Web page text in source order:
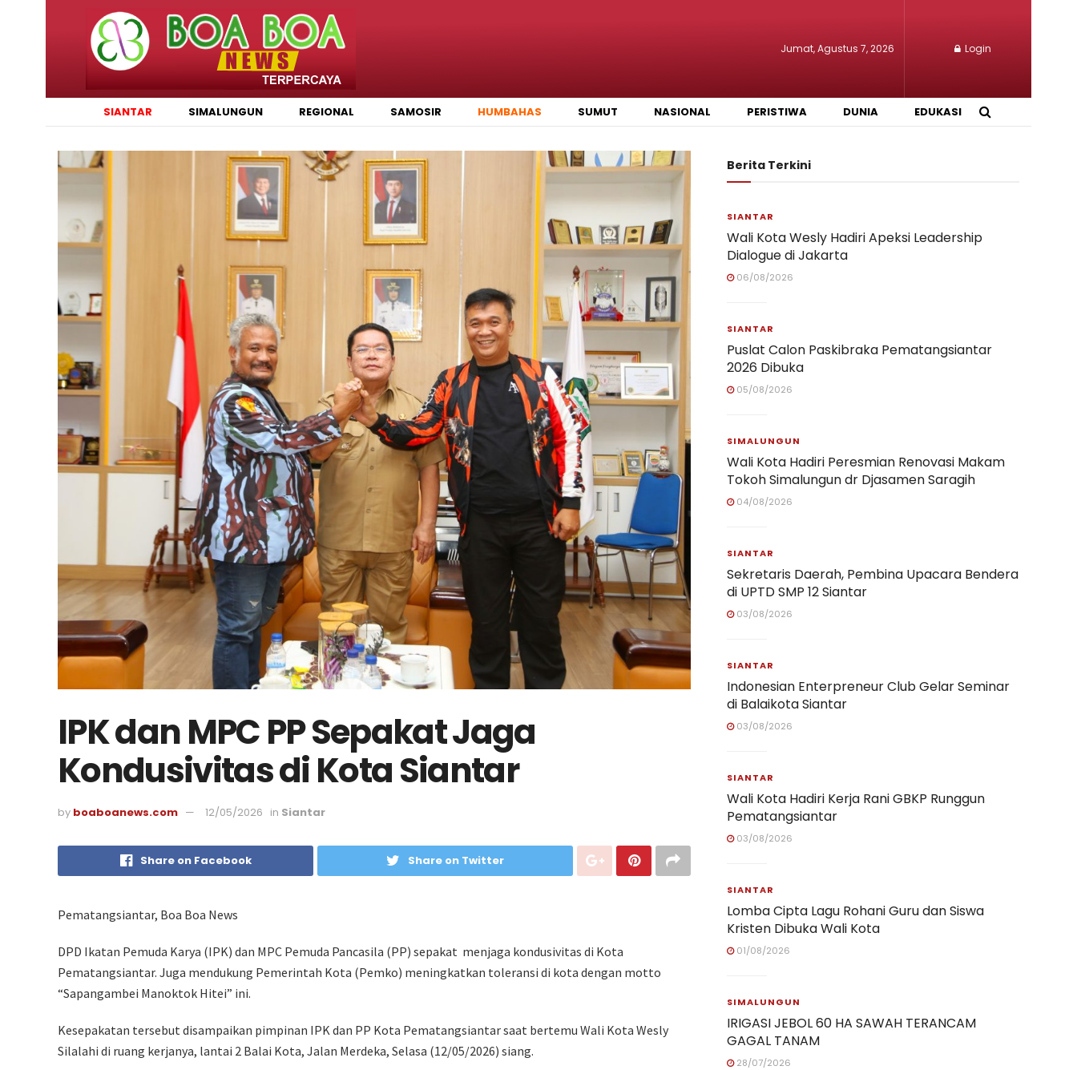
Jumat, Agustus 7, 2026 Login
SIANTAR SIMALUNGUN REGIONAL SAMOSIR HUMBAHAS SUMUT NASIONAL PERISTIWA DUNIA EDUKASI
IPK dan MPC PP Sepakat Jaga
Kondusivitas di Kota Siantar
by boaboanews.com 12/05/2026 in Siantar
Share on Facebook Share on Twitter
Pematangsiantar, Boa Boa News
DPD Ikatan Pemuda Karya (IPK) dan MPC Pemuda Pancasila (PP) sepakat menjaga kondusivitas di Kota
Pematangsiantar. Juga mendukung Pemerintah Kota (Pemko) meningkatkan toleransi di kota dengan motto
“Sapangambei Manoktok Hitei” ini.
Kesepakatan tersebut disampaikan pimpinan IPK dan PP Kota Pematangsiantar saat bertemu Wali Kota Wesly
Silalahi di ruang kerjanya, lantai 2 Balai Kota, Jalan Merdeka, Selasa (12/05/2026) siang.
Berita Terkini
SIANTAR
Wali Kota Wesly Hadiri Apeksi Leadership
Dialogue di Jakarta
06/08/2026
SIANTAR
Puslat Calon Paskibraka Pematangsiantar
2026 Dibuka
05/08/2026
SIMALUNGUN
Wali Kota Hadiri Peresmian Renovasi Makam
Tokoh Simalungun dr Djasamen Saragih
04/08/2026
SIANTAR
Sekretaris Daerah, Pembina Upacara Bendera
di UPTD SMP 12 Siantar
03/08/2026
SIANTAR
Indonesian Enterpreneur Club Gelar Seminar
di Balaikota Siantar
03/08/2026
SIANTAR
Wali Kota Hadiri Kerja Rani GBKP Runggun
Pematangsiantar
03/08/2026
SIANTAR
Lomba Cipta Lagu Rohani Guru dan Siswa
Kristen Dibuka Wali Kota
01/08/2026
SIMALUNGUN
IRIGASI JEBOL 60 HA SAWAH TERANCAM
GAGAL TANAM
28/07/2026